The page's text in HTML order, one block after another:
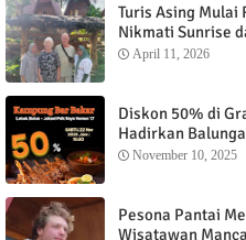
Turis Asing Mulai
Nikmati Sunrise
Menganti Cottage
April 11, 2026
Diskon 50% di
Hadirkan
November 10, 2025
Pesona Pantai
Wisatawan